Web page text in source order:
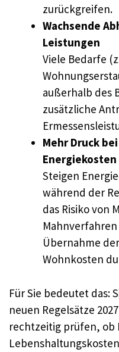
zurückgreifen.
Wachsende
Leistungen
Viele Bedarfe
außerhalb des
zusätzliche
Mehr Druck
Energiekosten
Steigen
während der
das Risiko von
Übernahme
Wohnkosten
Für Sie bedeutet das:
neuen Regelsätze
rechtzeitig prüfen, ob